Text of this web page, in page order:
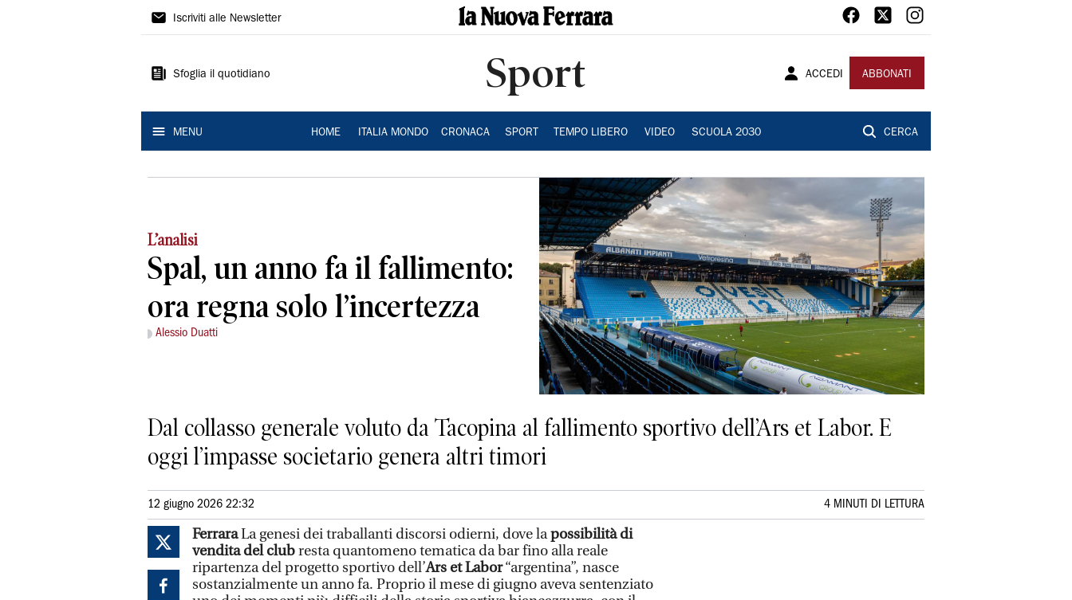
La
Ferrara
Iscriviti alle Newsletter
Sfoglia il quotidiano Sport ACCEDI ABBONATI
MENU HOME ITALIA MONDO CRONACA SPORT TEMPO LIBERO VIDEO SCUOLA 2030 CERCA
L’analisi
Spal, un anno fa il fallimento:
ora regna solo l’incertezza
Alessio Duatti
Dal collasso generale voluto da Tacopina al fallimento sportivo dell’Ars et Labor. E
oggi l’impasse societario genera altri timori
12 giugno 2026 22:32 4 MINUTI DI LETTURA
FerraraLa genesi dei traballanti discorsi odierni, dove lapossibilità di
vendita del clubresta quantomeno tematica da bar fino alla reale
ripartenza del progetto sportivo dell’Ars et Labor“argentina”, nasce
sostanzialmente un anno fa. Proprio il mese di giugno aveva sentenziato